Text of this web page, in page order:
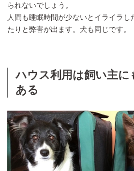
られないでしょう。
人間も睡眠時間が少ないとイライラし
たりと弊害が出ます。犬も同じです。
ハウス利用は飼い主
ある